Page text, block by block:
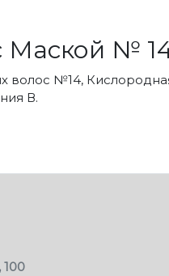
Маской №
волос №14,
В.
100